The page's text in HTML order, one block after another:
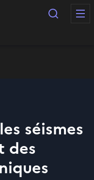
séismes
des